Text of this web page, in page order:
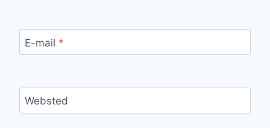
E-mail *
Websted